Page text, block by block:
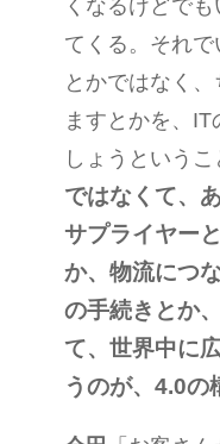
くなるけどで
てくる。それ
とかではなく
ますとかを、 IT
しょうという
ではなくて、
サプライヤー
か、物流につ
の手続きとか
て、世界中に
うのが、 4.0の